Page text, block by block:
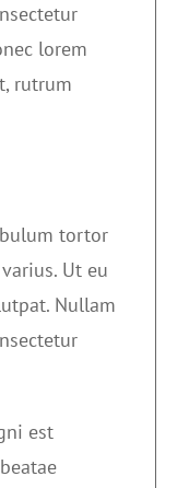
lorem
rutrum
tortor
Ut eu
Nullam
est